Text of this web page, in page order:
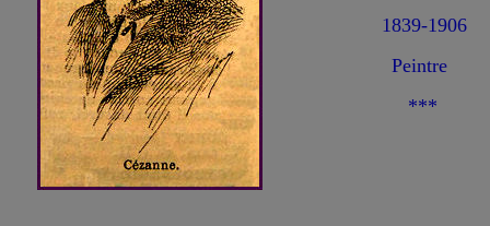
1839-1906
Peintre
***